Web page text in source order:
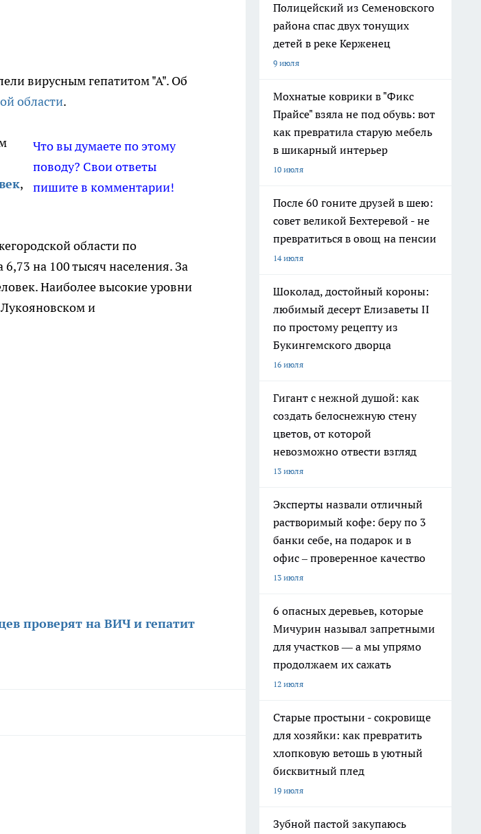
вирусным гепатитом "А". Об
области.
Что вы думаете по этому
поводу? Свои ответы
пишите в комментарии!
,
области по
на 100 тысяч населения. За
Наиболее высокие уровни
и
проверят на ВИЧ и гепатит
Полицейский из Семеновского
района спас двух тонущих
детей в реке Керженец
9 июля
Мохнатые коврики в "Фикс
Прайсе" взяла не под обувь: вот
как превратила старую мебель
в шикарный интерьер
10 июля
После 60 гоните друзей в шею:
совет великой Бехтеревой - не
превратиться в овощ на пенсии
14 июля
Шоколад, достойный короны:
любимый десерт Елизаветы II
по простому рецепту из
Букингемского дворца
16 июля
Гигант с нежной душой: как
создать белоснежную стену
цветов, от которой
невозможно отвести взгляд
13 июля
Эксперты назвали отличный
растворимый кофе: беру по 3
банки себе, на подарок и в
офис – проверенное качество
13 июля
6 опасных деревьев, которые
Мичурин называл запретными
для участков — а мы упрямо
продолжаем их сажать
12 июля
Старые простыни - сокровище
для хозяйки: как превратить
хлопковую ветошь в уютный
бисквитный плед
19 июля
Зубной пастой закупаюсь